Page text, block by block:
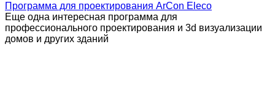
Программа для проектирования ArCon Eleco
Еще одна интересная программа для
профессионального проектирования и 3d визуализации
домов и других зданий